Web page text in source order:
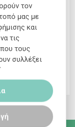
τον
μας με
και
τις
τους
συλλέξει
των